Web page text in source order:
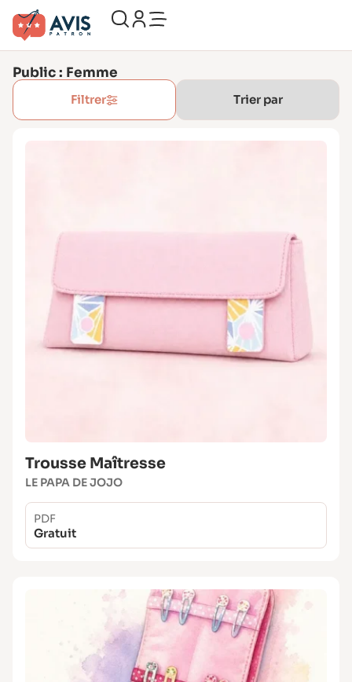
Public : Femme
Filtrer
Trousse Maîtresse
LE PAPA DE JOJO
PDF
Gratuit